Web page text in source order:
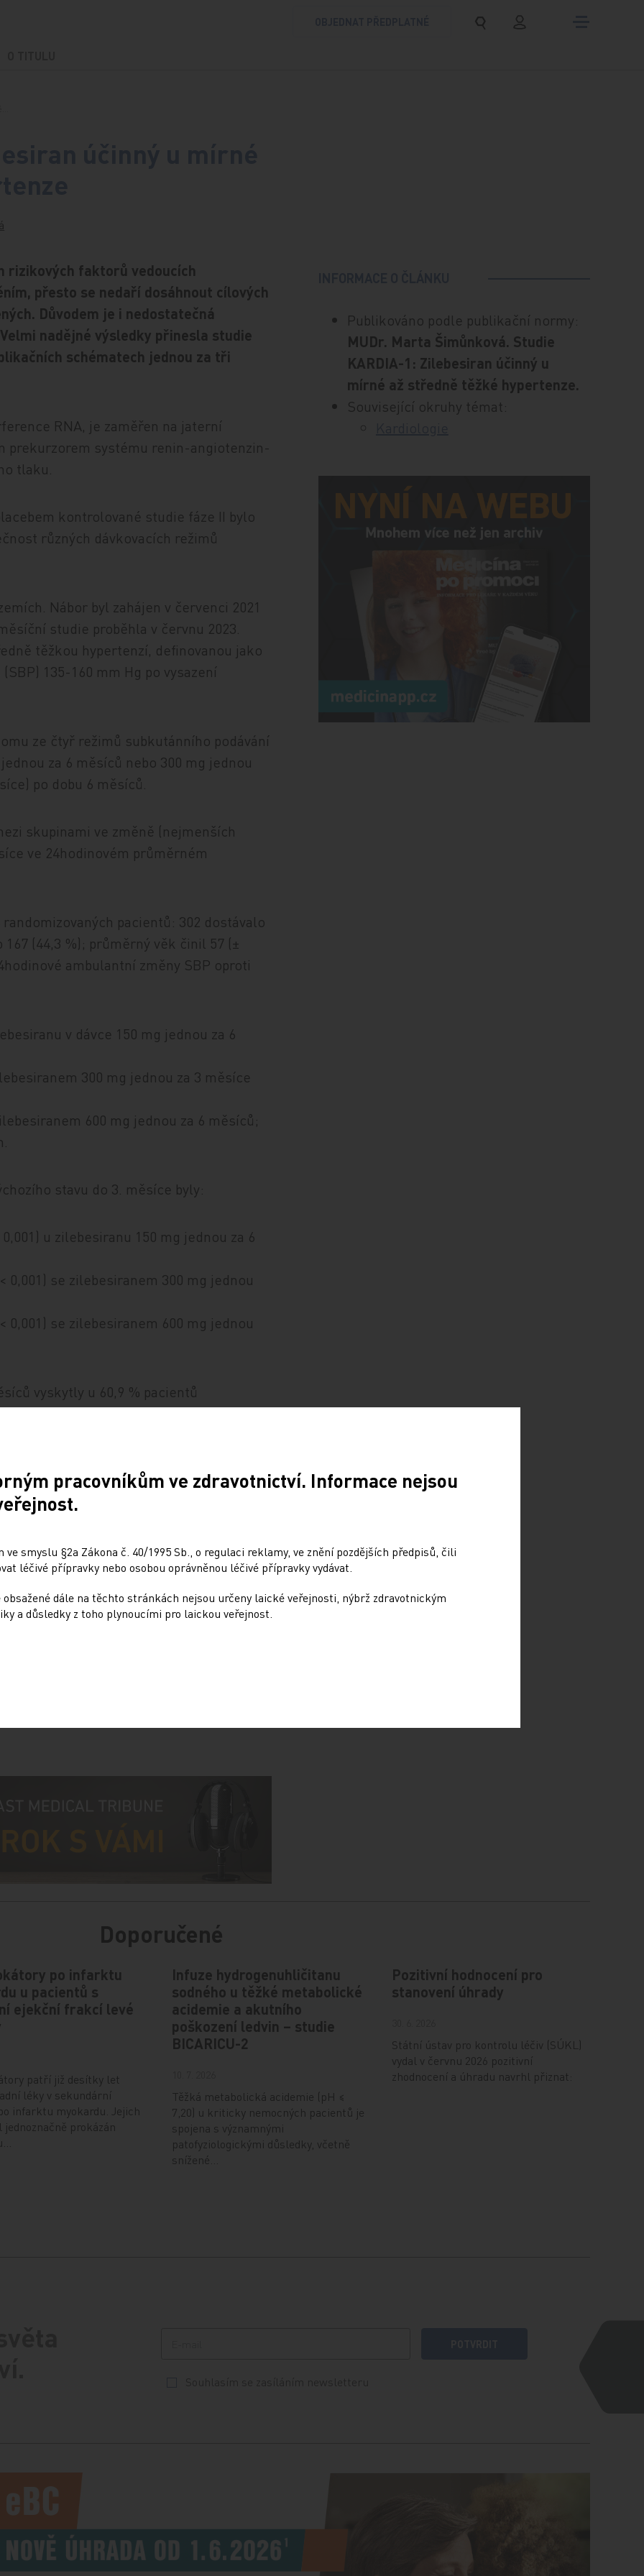
rizikových faktorů vedoucích
přesto se nedaří dosáhnout cílových
Důvodem je i nedostatečná
nadějné výsledky přinesla studie
schématech jednou za tři
RNA, je zaměřen na jaterní
prekurzorem systému renin-angiotenzin-
tlaku.
kontrolované studie fáze II bylo
různých dávkovacích režimů
Nábor byl zahájen v červenci 2021
studie proběhla v červnu 2023.
těžkou hypertenzí, definovanou jako
135-160 mm Hg po vysazení
ze čtyř režimů subkutánního podávání
za 6 měsíců nebo 300 mg jednou
po dobu 6 měsíců.
skupinami ve změně (nejmenších
ve 24hodinovém průměrném
pacientů: 302 dostávalo
(44,3 %); průměrný věk činil 57 (±
ambulantní změny SBP oproti
v dávce 150 mg jednou za 6
300 mg jednou za 3 měsíce
600 mg jednou za 6 měsíců;
stavu do 3. měsíce byly:
0,001) u zilebesiranu 150 mg jednou za 6
< 0,001) se zilebesiranem 300 mg jednou
< 0,001) se zilebesiranem 600 mg jednou
vyskytly u 60,9 % pacientů
dostávajících placebo a 3,6 % mělo
Nezávažné nežádoucí účinky
léčených zilebesiranem (především
a u 8,0 % pacientů na placebu.
léčba zilebesiranem v různých
intervalech významně snížila 24hodinový
Zilebesiran for Mild to Moderate
Trial. JAMA 2024; 331: 740-749;
Publikováno podle publikační normy:
MUDr. Marta Šimůnková. Studie
KARDIA-1: Zilebesiran účinný u
mírné až středně těžké hypertenze.
Související okruhy témat:
Doporučené
po infarktu
u pacientů s
ejekční frakcí levé
patří již desítky let
léky v sekundární
infarktu myokardu. Jejich
jednoznačně prokázán
Infuze hydrogenuhličitanu
sodného u těžké metabolické
acidemie a akutního
poškození ledvin – studie
BICARICU-2
Těžká metabolická acidemie (pH ≤
7,20) u kriticky nemocných pacientů je
spojena s významnými
patofyziologickými důsledky, včetně
snížené…
Pozitivní hodnocení pro
stanovení úhrady
Státní ústav pro kontrolu léčiv (SÚKL)
vydal v červnu 2026 pozitivní
zhodnocení a úhradu navrhl přiznat:
pracovníkům ve zdravotnictví. Informace nejsou
smyslu §2a Zákona č. 40/1995 Sb., o regulaci reklamy, ve znění pozdějších předpisů, čili
léčivé přípravky nebo osobou oprávněnou léčivé přípravky vydávat.
dále na těchto stránkách nejsou určeny laické veřejnosti, nýbrž zdravotnickým
a důsledky z toho plynoucími pro laickou veřejnost.